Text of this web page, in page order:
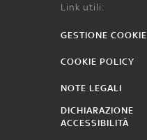
Link utili:
GESTIONE COOKIE
COOKIE POLICY
NOTE LEGALI
DICHIARAZIONE
ACCESSIBILITÀ